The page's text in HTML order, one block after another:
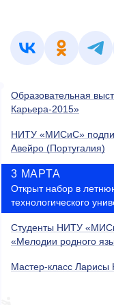
Образовательная
Карьера-2015»
НИТУ «МИСиС»
Авейро (Португалия)
3 МАРТА
Открыт набор в
технологического
Студенты НИТУ
«Мелодии родного
Мастер-класс Ларисы